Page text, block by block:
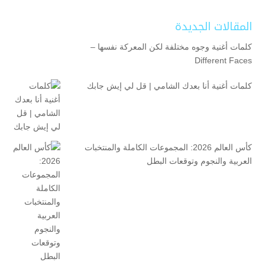
المقالات الجديدة
كلمات أغنية وجوه مختلفة لكن المعركة نفسها –
Different Faces
كلمات أغنية أنا بعدك الشامي | قل لي إيش جابك
كأس العالم 2026: المجموعات الكاملة والمنتخبات
العربية والنجوم وتوقعات البطل